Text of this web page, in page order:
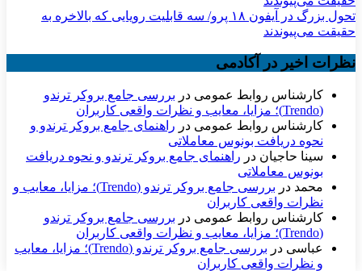
تحول بزرگ در آیفون ۱۸ پرو/ سه قابلیت رویایی که بالاخره به
حقیقت می‌پیوندند
نظرات اخیر در آکادمی
کارشناس روابط عمومی در بررسی جامع بروکر ترندو
(Trendo)؛ مزایا، معایب و نظرات واقعی کاربران
کارشناس روابط عمومی در راهنمای جامع بروکر ترندو و
نحوه دریافت بونوس معاملاتی
سینا حاجیان در راهنمای جامع بروکر ترندو و نحوه دریافت
بونوس معاملاتی
محمد در
بررسی جامع بروکر ترندو (Trendo)؛ مزایا، معایب و
نظرات واقعی کاربران
کارشناس روابط عمومی در بررسی جامع بروکر ترندو
(Trendo)؛ مزایا، معایب و نظرات واقعی کاربران
عباسی در
بررسی جامع بروکر ترندو (Trendo)؛ مزایا، معایب
و نظرات واقعی کاربران